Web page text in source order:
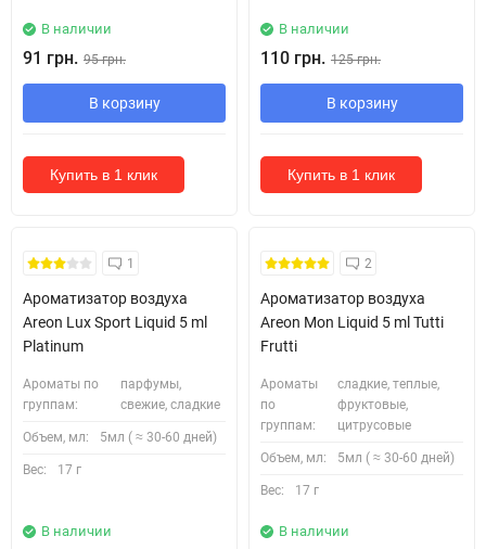
В наличии
91 грн. 95 грн.
В корзину
Купить в 1 клик
В наличии
110 грн. 125 грн.
В корзину
Купить в 1 клик
1
Ароматизатор воздуха
Areon Lux Sport Liquid 5 ml
Platinum
Ароматы по
группам:
парфумы,
свежие, сладкие
Объем, мл: 5мл ( ≈ 30-60 дней)
Вес: 17 г
В наличии
2
Ароматизатор воздуха
Areon Mon Liquid 5 ml Tutti
Frutti
Ароматы
по
группам:
сладкие, теплые,
фруктовые,
цитрусовые
Объем, мл: 5мл ( ≈ 30-60 дней)
Вес: 17 г
В наличии